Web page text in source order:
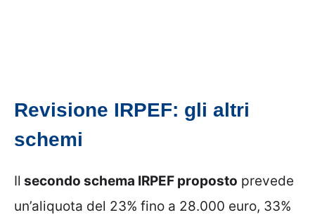
Revisione IRPEF: gli altri
schemi
Il secondo schema IRPEF proposto prevede
un’aliquota del 23% fino a 28.000 euro, 33%